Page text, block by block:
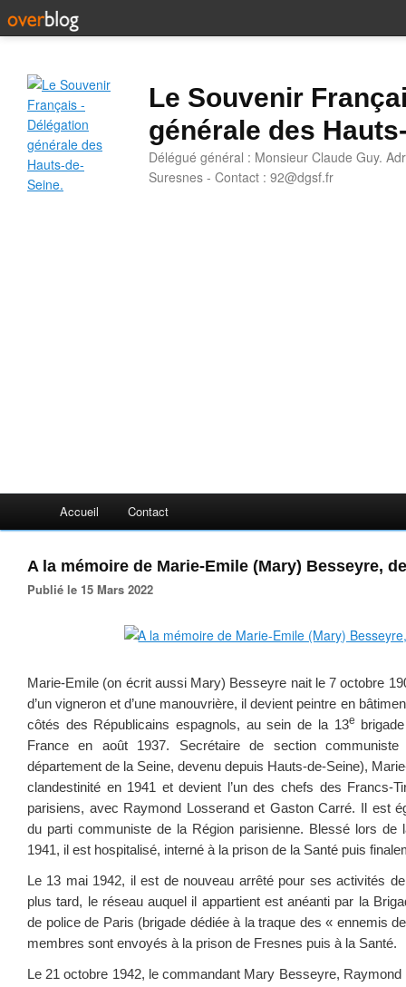
Le Souvenir
générale des
Délégué général : Monsieur Claude Guy.
Suresnes - Contact : 92@dgsf.fr
Accueil Contact
A la mémoire de Marie-Emile (Mary) Besseyre,
Publié le 15 Mars 2022
Marie-Emile (on écrit aussi Mary) Besseyre nait le 7 octobre
d’un vigneron et d’une manouvrière, il devient peintre en
côtés des Républicains espagnols, au sein de la 13e
France en août 1937. Secrétaire de section
département de la Seine, devenu depuis Hauts-de-Seine),
clandestinité en 1941 et devient l’un des chefs des Francs-
parisiens, avec Raymond Losserand et Gaston Carré. Il est
du parti communiste de la Région parisienne. Blessé lors de
1941, il est hospitalisé, interné à la prison de la Santé puis
Le 13 mai 1942, il est de nouveau arrêté pour ses activités
plus tard, le réseau auquel il appartient est anéanti par la
de police de Paris (brigade dédiée à la traque des « ennemis
membres sont envoyés à la prison de Fresnes puis à la Santé.
Le 21 octobre 1942, le commandant Mary Besseyre,